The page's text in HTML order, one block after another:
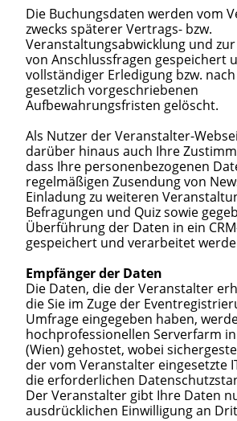
Die Buchungsdaten werden vom
zwecks späterer Vertrags- bzw.
Veranstaltungsabwicklung und
von Anschlussfragen gespeichert
vollständiger Erledigung bzw.
gesetzlich vorgeschriebenen
Aufbewahrungsfristen gelöscht.
Als Nutzer der Veranstalter-
darüber hinaus auch Ihre
dass Ihre personenbezogenen
regelmäßigen Zusendung von
Einladung zu weiteren
Befragungen und Quiz sowie
Überführung der Daten in ein
gespeichert und verarbeitet
Empfänger der Daten
Die Daten, die der Veranstalter
die Sie im Zuge der
Umfrage eingegeben haben,
hochprofessionellen Serverfarm
(Wien) gehostet, wobei
der vom Veranstalter eingesetzte
die erforderlichen
Der Veranstalter gibt Ihre Daten
ausdrücklichen Einwilligung an